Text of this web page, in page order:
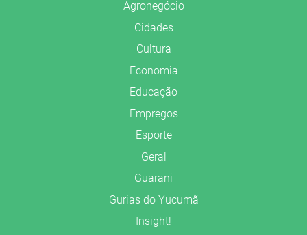
Agronegócio
Cidades
Cultura
Economia
Educação
Empregos
Esporte
Geral
Guarani
Gurias do Yucumã
Insight!